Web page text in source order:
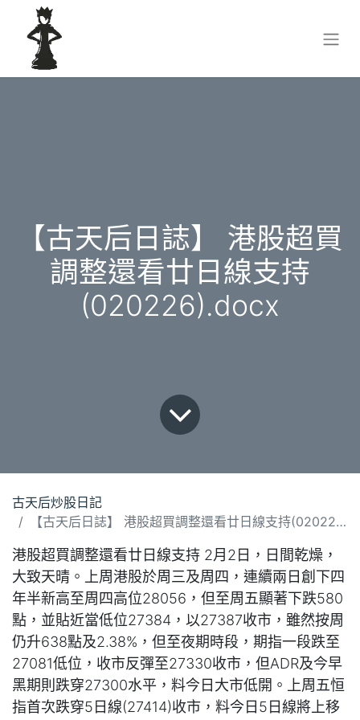
【古天后日誌】 港股超買
調整還看廿日線支持
(020226).docx
古天后炒股日記
【古天后日誌】 港股超買調整還看廿日線支持(020226).docx
港股超買調整還看廿日線支持 2月2日，日間乾燥，
大致天晴。上周港股於周三及周四，連續兩日創下四
年半新高至周四高位28056，但至周五顯著下跌580
點，並貼近當低位27384，以27387收市，雖然按周
仍升638點及2.38%，但至夜期時段，期指一段跌至
27081低位，收市反彈至27330收市，但ADR及今早
黑期則跌穿27300水平，料今日大市低開。上周五恒
指首次跌穿5日線(27414)收市，料今日5日線將上移